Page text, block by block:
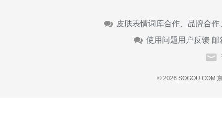
皮肤表情词库合作、品牌合
使用问题用户反馈 邮
© 2026 SOGOU.COM